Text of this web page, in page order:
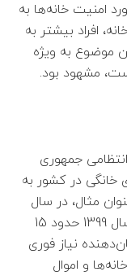
امنیت خانه‌ها به
افراد بیشتر به
موضوع به ویژه
مشهود بود.
جمهوری
نرخ سرقت‌های خانگی در کشور به
مثال، در سال
1400، تعداد سرقت‌های خانگی نسبت به سال 1399 حدود 15
نیاز فوری
و اموال